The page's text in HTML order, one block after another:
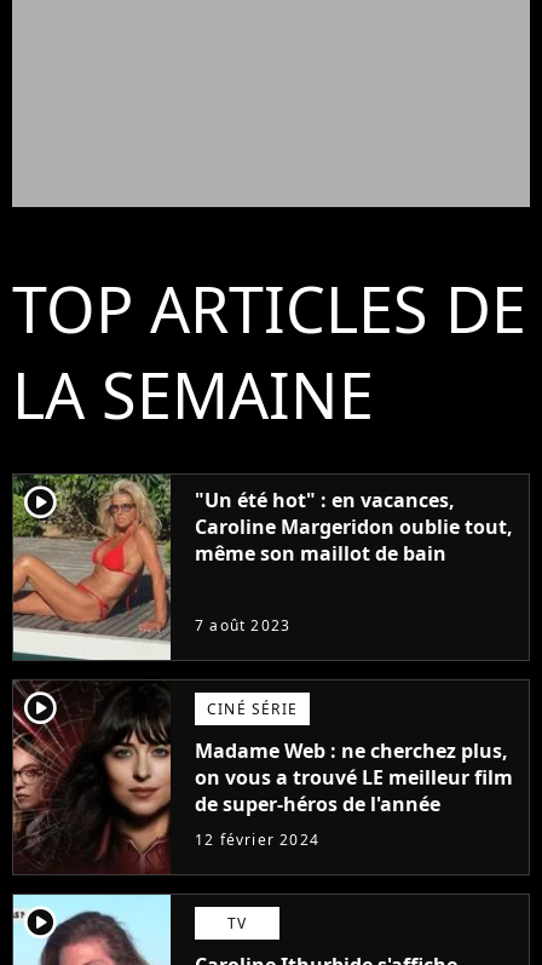
TOP ARTICLES DE
LA SEMAINE
player2
"Un été hot" : en vacances,
Caroline Margeridon oublie tout,
même son maillot de bain
7 août 2023
player2 CINÉ SÉRIE
Madame Web : ne cherchez plus,
on vous a trouvé LE meilleur film
de super-héros de l'année
12 février 2024
player2 TV